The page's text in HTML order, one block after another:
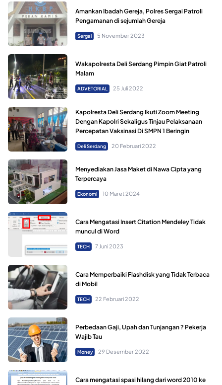
Amankan Ibadah Gereja, Polres Sergai Patroli
Pengamanan di sejumlah Gereja
Sergai 5 November 2023
Wakapolresta Deli Serdang Pimpin Giat Patroli
Malam
ADVETORIAL 25 Juli 2022
Kapolresta Deli Serdang Ikuti Zoom Meeting
Dengan Kapolri Sekaligus Tinjau Pelaksanaan
Percepatan Vaksinasi Di SMPN 1 Beringin
Deli Serdang 20 Februari 2022
Menyediakan Jasa Maket di Nawa Cipta yang
Terpercaya
Ekonomi 10 Maret 2024
Cara Mengatasi Insert Citation Mendeley Tidak
muncul di Word
TECH 7 Juni 2023
Cara Memperbaiki Flashdisk yang Tidak Terbaca
di Mobil
TECH 22 Februari 2022
Perbedaan Gaji, Upah dan Tunjangan ? Pekerja
Wajib Tau
Money 29 Desember 2022
Cara mengatasi spasi hilang dari word 2010 ke